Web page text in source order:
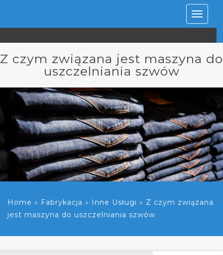
Rozwiń
Z czym związana jest maszyna do
uszczelniania szwów
Home » Fabrykacja » Inne Usługi » Z czym związana
jest maszyna do uszczelniania szwów